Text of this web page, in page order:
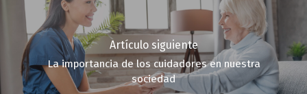
Artículo siguiente
La importancia de los cuidadores en nuestra
sociedad